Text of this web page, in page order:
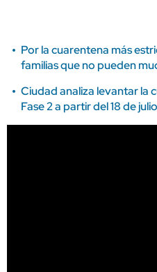
Por la cuarentena más
familias que no pueden
Ciudad analiza levantar la
Fase 2 a partir del 18 de julio